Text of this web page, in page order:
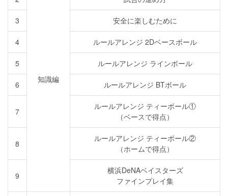
知識編
3 安全に楽しむために
4 ルールアレンジ 2Dベースボール
5 ルールアレンジ ラインボール
6 ルールアレンジ BTボール
7
ルールアレンジ ティーボール①
（ベースで得点）
8
ルールアレンジ ティーボール②
（ホームで得点）
9
横浜DeNAベイスターズ
ファインプレイ集